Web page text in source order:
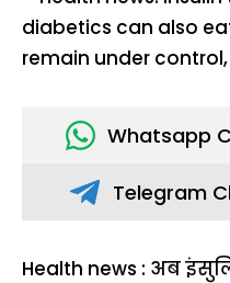
Whatsapp
Telegram
Health news : अब